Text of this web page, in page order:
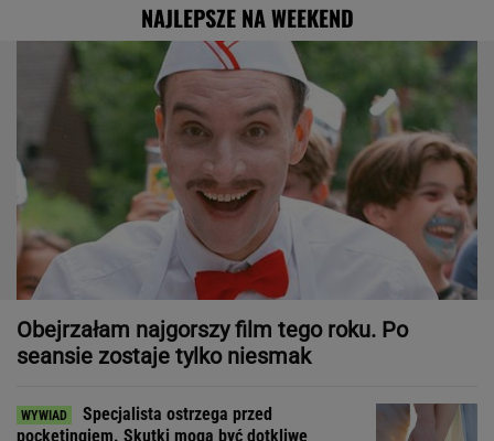
NAJLEPSZE NA WEEKEND
Obejrzałam najgorszy film tego roku. Po
seansie zostaje tylko niesmak
Specjalista ostrzega przed
pocketingiem. Skutki mogą być dotkliwe